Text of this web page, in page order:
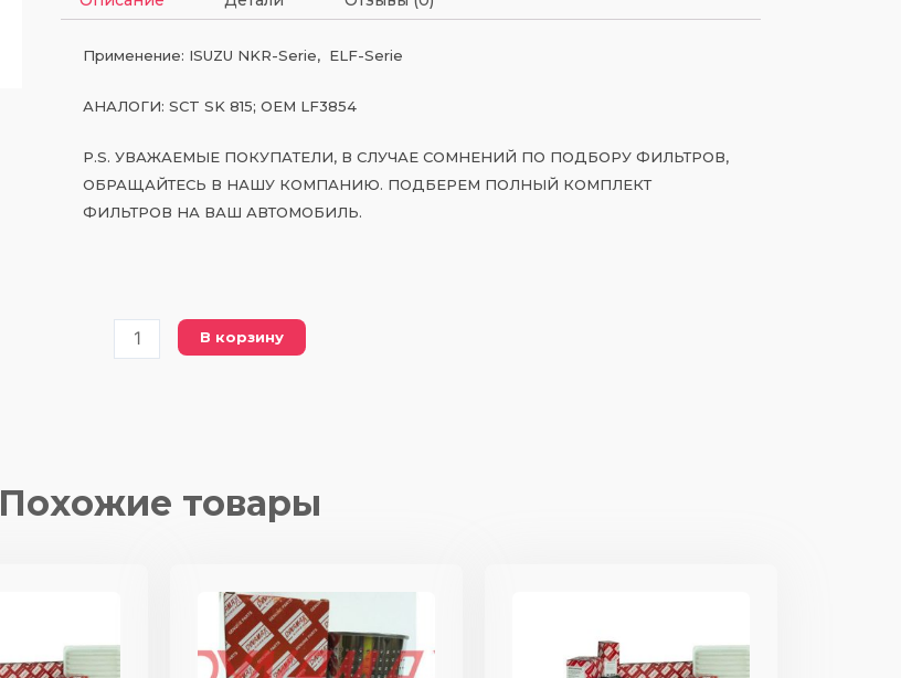
Применение: ISUZU NKR-Serie, ELF-Serie
АНАЛОГИ: SCT SK 815; OEM LF3854
P.S. УВАЖАЕМЫЕ ПОКУПАТЕЛИ, В СЛУЧАЕ СОМНЕНИЙ ПО ПОДБОРУ ФИЛЬТРОВ,
ОБРАЩАЙТЕСЬ В НАШУ КОМПАНИЮ. ПОДБЕРЕМ ПОЛНЫЙ КОМПЛЕКТ
ФИЛЬТРОВ НА ВАШ АВТОМОБИЛЬ.
Количество
товара
В корзину
Похожие товары